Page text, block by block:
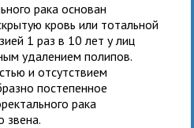
рака основан
кровь или тотальной
1 раз в 10 лет у лиц
удалением полипов.
и отсутствием
постепенное
рака
звена.